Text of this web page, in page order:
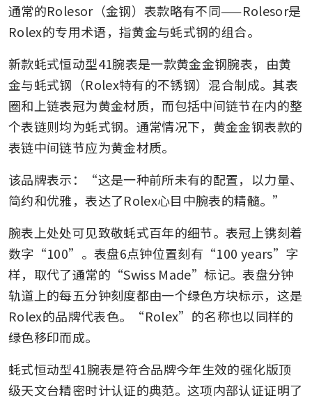
通常的Rolesor（金钢）表款略有不同——Rolesor是
Rolex的专用术语，指黄金与蚝式钢的组合。
新款蚝式恒动型41腕表是一款黄金金钢腕表，由黄
金与蚝式钢（Rolex特有的不锈钢）混合制成。其表
圈和上链表冠为黄金材质，而包括中间链节在内的整
个表链则均为蚝式钢。通常情况下，黄金金钢表款的
表链中间链节应为黄金材质。
该品牌表示：“这是一种前所未有的配置，以力量、
简约和优雅，表达了Rolex心目中腕表的精髓。”
腕表上处处可见致敬蚝式百年的细节。表冠上镌刻着
数字“100”。表盘6点钟位置刻有“100 years”字
样，取代了通常的“Swiss Made”标记。表盘分钟
轨道上的每五分钟刻度都由一个绿色方块标示，这是
Rolex的品牌代表色。“Rolex”的名称也以同样的
绿色移印而成。
蚝式恒动型41腕表是符合品牌今年生效的强化版顶
级天文台精密时计认证的典范。这项内部认证证明了